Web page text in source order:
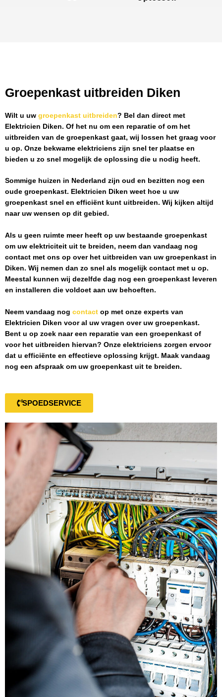
Groepenkast uitbreiden Diken
Wilt u uw groepenkast uitbreiden? Bel dan direct met
Elektricien Diken. Of het nu om een reparatie of om het
uitbreiden van de groepenkast gaat, wij lossen het graag voor
u op. Onze bekwame elektriciens zijn snel ter plaatse en
bieden u zo snel mogelijk de oplossing die u nodig heeft.
Sommige huizen in Nederland zijn oud en bezitten nog een
oude groepenkast. Elektricien Diken weet hoe u uw
groepenkast snel en efficiënt kunt uitbreiden. Wij kijken altijd
naar uw wensen op dit gebied.
Als u geen ruimte meer heeft op uw bestaande groepenkast
om uw elektriciteit uit te breiden, neem dan vandaag nog
contact met ons op over het uitbreiden van uw groepenkast in
Diken. Wij nemen dan zo snel als mogelijk contact met u op.
Meestal kunnen wij dezelfde dag nog een groepenkast leveren
en installeren die voldoet aan uw behoeften.
Neem vandaag nog contact op met onze experts van
Elektricien Diken voor al uw vragen over uw groepenkast.
Bent u op zoek naar een reparatie van een groepenkast of
voor het uitbreiden hiervan? Onze elektriciens zorgen ervoor
dat u efficiënte en effectieve oplossing krijgt. Maak vandaag
nog een afspraak om uw groepenkast uit te breiden.
SPOEDSERVICE